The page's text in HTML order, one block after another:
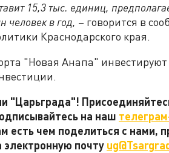
15,3 тыс. единиц,
человек в год, – говорится в
Краснодарского края.
"Новая Анапа"
"Царьграда"!
на наш
есть чем поделиться с нами,
электронную почту